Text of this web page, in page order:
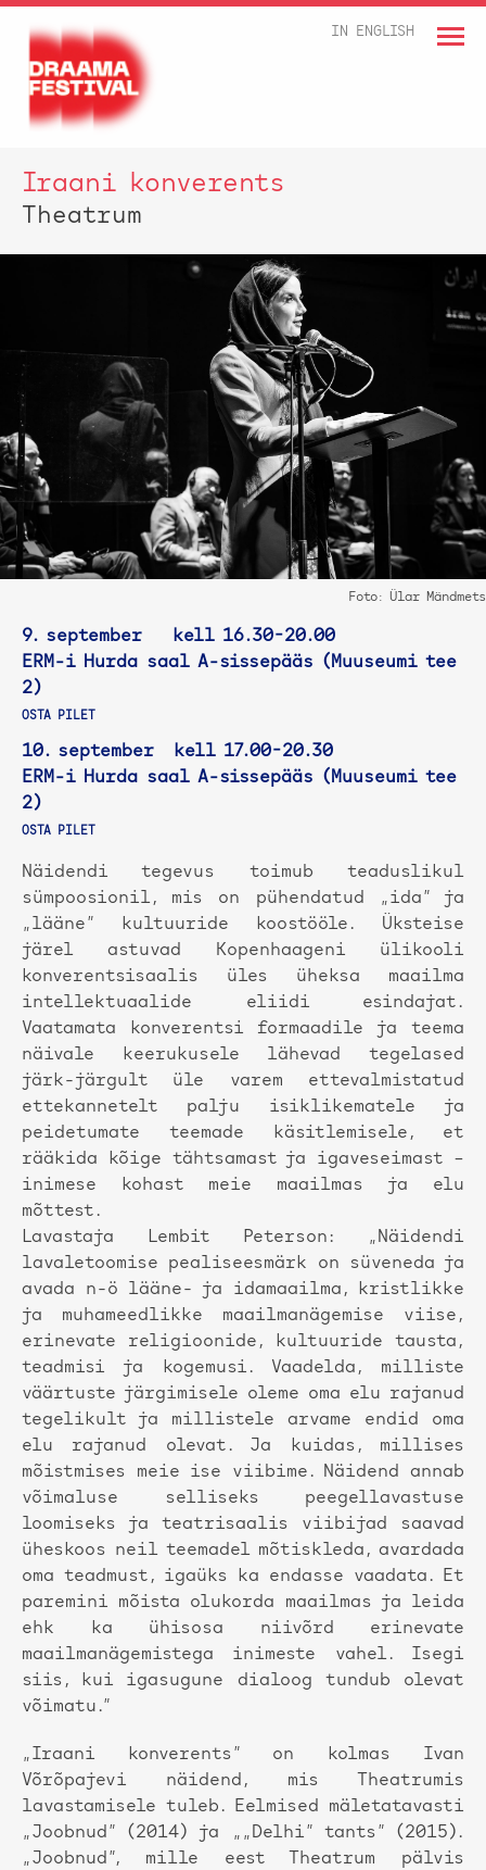
IN ENGLISH
Iraani konverents
Theatrum
Foto: Ülar Mändmets
9. september kell 16.30-20.00
ERM-i Hurda saal A-sissepääs (Muuseumi tee
2)
OSTA PILET
10. september kell 17.00-20.30
ERM-i Hurda saal A-sissepääs (Muuseumi tee
2)
OSTA PILET
Näidendi tegevus toimub teaduslikul
sümpoosionil, mis on pühendatud „ida” ja
„lääne” kultuuride koostööle. Üksteise
järel astuvad Kopenhaageni ülikooli
konverentsisaalis üles üheksa maailma
intellektuaalide eliidi esindajat.
Vaatamata konverentsi formaadile ja teema
näivale keerukusele lähevad tegelased
järk-järgult üle varem ettevalmistatud
ettekannetelt palju isiklikematele ja
peidetumate teemade käsitlemisele, et
rääkida kõige tähtsamast ja igaveseimast –
inimese kohast meie maailmas ja elu
mõttest.
Lavastaja Lembit Peterson: „Näidendi
lavaletoomise pealiseesmärk on süveneda ja
avada n-ö lääne- ja idamaailma, kristlikke
ja muhameedlikke maailmanägemise viise,
erinevate religioonide, kultuuride tausta,
teadmisi ja kogemusi. Vaadelda, milliste
väärtuste järgimisele oleme oma elu rajanud
tegelikult ja millistele arvame endid oma
elu rajanud olevat. Ja kuidas, millises
mõistmises meie ise viibime. Näidend annab
võimaluse selliseks peegellavastuse
loomiseks ja teatrisaalis viibijad saavad
üheskoos neil teemadel mõtiskleda, avardada
oma teadmust, igaüks ka endasse vaadata. Et
paremini mõista olukorda maailmas ja leida
ehk ka ühisosa niivõrd erinevate
maailmanägemistega inimeste vahel. Isegi
siis, kui igasugune dialoog tundub olevat
võimatu.”
„Iraani konverents” on kolmas Ivan
Võrõpajevi näidend, mis Theatrumis
lavastamisele tuleb. Eelmised mäletatavasti
„Joobnud” (2014) ja „„Delhi” tants” (2015).
„Joobnud”, mille eest Theatrum pälvis